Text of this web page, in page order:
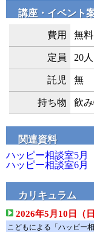
講座・イベント
費用 無料
定員 20人
託児 無
持ち物 飲
関連資料
ハッピー相談室5月
ハッピー相談室6月
カリキュラム
2026年5月10日（
こどもによる「ハッピー相